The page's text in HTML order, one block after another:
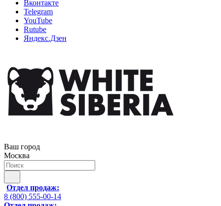
Вконтакте
Telegram
YouTube
Rutube
Яндекс.Дзен
Ваш город
Москва
Отдел продаж:
8 (800) 555-00-14